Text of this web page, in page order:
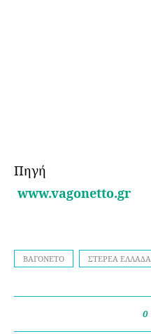
Πηγή
www.vagonetto.gr
ΒΑΓΟΝΕΤΟ ΣΤΕΡΕΆ ΕΛΛΆΔΑ
0